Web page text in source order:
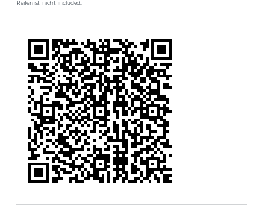
Reifen ist nicht included.